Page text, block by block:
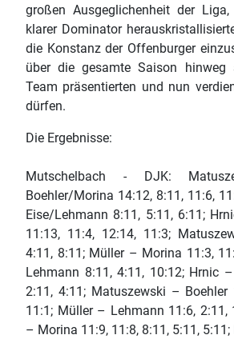
großen Ausgeglichenheit der
klarer Dominator
die Konstanz der Offenburger
über die gesamte Saison
Team präsentierten und nun
dürfen.
Die Ergebnisse:
Mutschelbach - DJK:
Boehler/Morina 14:12, 8:11, 11:6,
Eise/Lehmann 8:11, 5:11, 6:11;
11:13, 11:4, 12:14, 11:3;
4:11, 8:11; Müller – Morina 11:3,
Lehmann 8:11, 4:11, 10:12; Hrnic
2:11, 4:11; Matuszewski – Boehler
11:1; Müller – Lehmann 11:6, 2:11,
– Morina 11:9, 11:8, 8:11, 5:11,